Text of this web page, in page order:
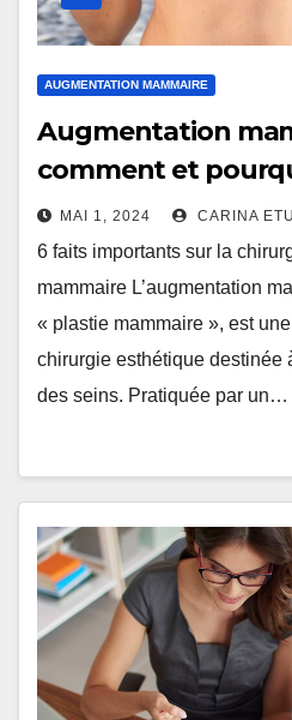
AUGMENTATION MAMMAIRE
Augmentation
comment et
MAI 1, 2024 CARINA
6 faits importants sur la
mammaire L’augmentation
« plastie mammaire », est
chirurgie esthétique destinée
des seins. Pratiquée par un…